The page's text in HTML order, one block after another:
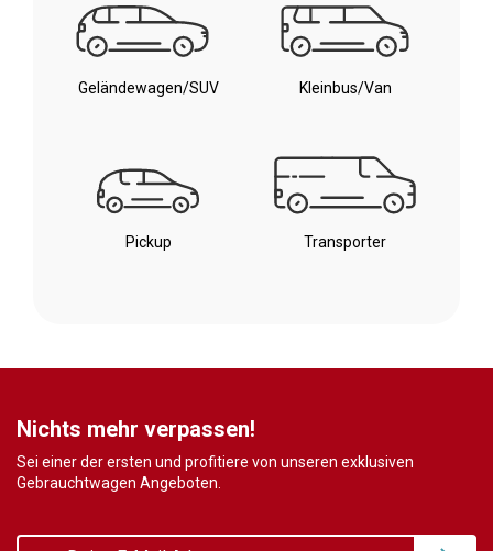
Geländewagen/SUV Kleinbus/Van
Pickup Transporter
Nichts mehr verpassen!
Sei einer der ersten und profitiere von unseren exklusiven
Gebrauchtwagen Angeboten.